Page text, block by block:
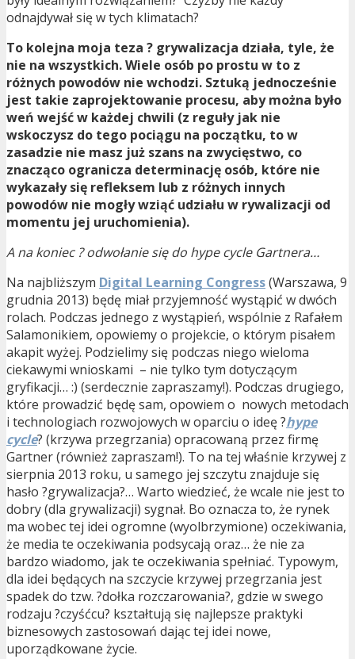
odnajdywał się w tych klimatach?
To kolejna moja teza ? grywalizacja działa, tyle, że
nie na wszystkich. Wiele osób po prostu w to z
różnych powodów nie wchodzi. Sztuką jednocześnie
jest takie zaprojektowanie procesu, aby można było
weń wejść w każdej chwili (z reguły jak nie
wskoczysz do tego pociągu na początku, to w
zasadzie nie masz już szans na zwycięstwo, co
znacząco ogranicza determinację osób, które nie
wykazały się refleksem lub z różnych innych
powodów nie mogły wziąć udziału w rywalizacji od
momentu jej uruchomienia).
A na koniec ? odwołanie się do hype cycle Gartnera…
Na najbliższym Digital Learning Congress(Warszawa, 9
grudnia 2013) będę miał przyjemność wystąpić w dwóch
rolach. Podczas jednego z wystąpień, wspólnie z Rafałem
Salamonikiem, opowiemy o projekcie, o którym pisałem
akapit wyżej. Podzielimy się podczas niego wieloma
ciekawymi wnioskami – nie tylko tym dotyczącym
gryfikacji… :) (serdecznie zapraszamy!). Podczas drugiego,
które prowadzić będę sam, opowiem o nowych metodach
i technologiach rozwojowych w oparciu o ideę ?hype
cycle? (krzywa przegrzania) opracowaną przez firmę
Gartner (również zapraszam!). To na tej właśnie krzywej z
sierpnia 2013 roku, u samego jej szczytu znajduje się
hasło ?grywalizacja?… Warto wiedzieć, że wcale nie jest to
dobry (dla grywalizacji) sygnał. Bo oznacza to, że rynek
ma wobec tej idei ogromne (wyolbrzymione) oczekiwania,
że media te oczekiwania podsycają oraz… że nie za
bardzo wiadomo, jak te oczekiwania spełniać. Typowym,
dla idei będących na szczycie krzywej przegrzania jest
spadek do tzw. ?dołka rozczarowania?, gdzie w swego
rodzaju ?czyśćcu? kształtują się najlepsze praktyki
biznesowych zastosowań dając tej idei nowe,
uporządkowane życie.